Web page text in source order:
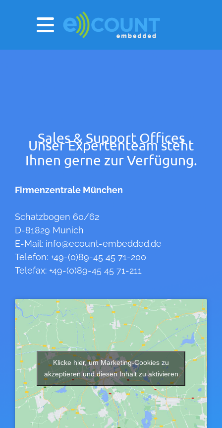
Sales & Support Offices
Unser Expertenteam steht
Ihnen gerne zur Verfügung.
Firmenzentrale München
Schatzbogen 60/62
D-81829 Munich
E-Mail: info@ecount-embedded.de
Telefon: +49-(0)89-45 45 71-200
Telefax: +49-(0)89-45 45 71-211
Klicke hier, um Marketing-Cookies zu
akzeptieren und diesen Inhalt zu aktivieren